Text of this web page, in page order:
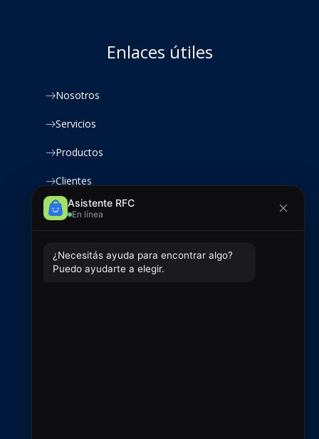
Enlaces útiles
Nosotros
Servicios
Productos
Clientes
Contacto
Contacto